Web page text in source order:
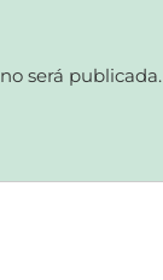
será publicada.